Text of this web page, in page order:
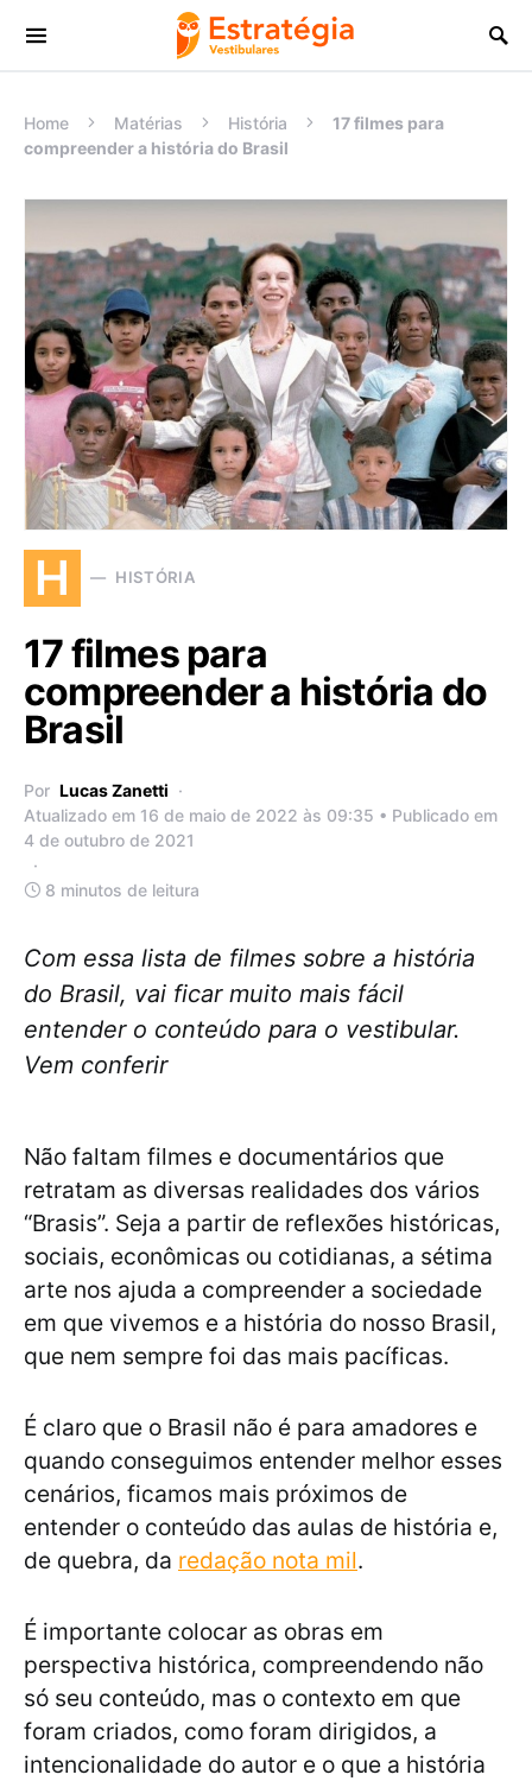
Procurar:
Home Matérias História
17 filmes para
compreender a história do Brasil
H HISTÓRIA
17 filmes para
compreender a história do
Brasil
Por Lucas Zanetti
Atualizado em 16 de maio de 2022 às 09:35 • Publicado em
4 de outubro de 2021
8 minutos de leitura
Com essa lista de filmes sobre a história
do Brasil, vai ficar muito mais fácil
entender o conteúdo para o vestibular.
Vem conferir
Não faltam filmes e documentários que
retratam as diversas realidades dos vários
“Brasis”. Seja a partir de reflexões históricas,
sociais, econômicas ou cotidianas, a sétima
arte nos ajuda a compreender a sociedade
em que vivemos e a história do nosso Brasil,
que nem sempre foi das mais pacíficas.
É claro que o Brasil não é para amadores e
quando conseguimos entender melhor esses
cenários, ficamos mais próximos de
entender o conteúdo das aulas de história e,
de quebra, da redação nota mil.
É importante colocar as obras em
perspectiva histórica, compreendendo não
só seu conteúdo, mas o contexto em que
foram criados, como foram dirigidos, a
intencionalidade do autor e o que a história